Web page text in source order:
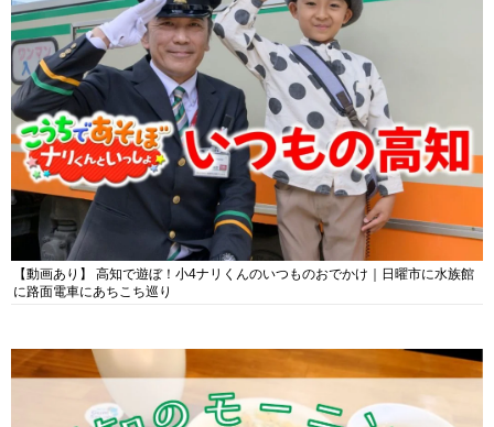
【動画あり】 高知で遊ぼ！小4ナリくんのいつものおでかけ｜日曜市に水族館
に路面電車にあちこち巡り